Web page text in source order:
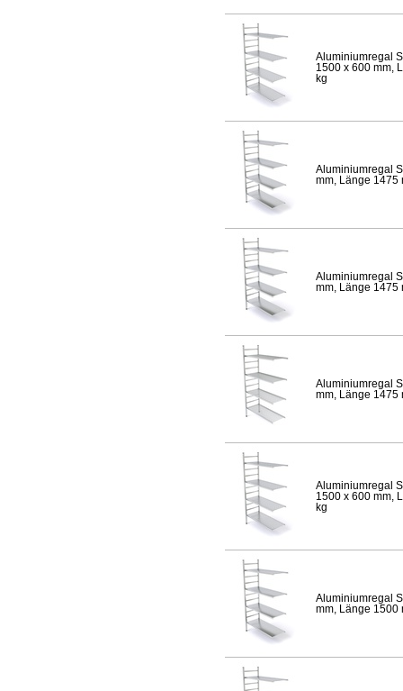
Aluminiumregal
1500 x 600 mm,
kg
Aluminiumregal
mm, Länge 1475
Aluminiumregal
mm, Länge 1475
Aluminiumregal
mm, Länge 1475
Aluminiumregal
1500 x 600 mm,
kg
Aluminiumregal
mm, Länge 1500